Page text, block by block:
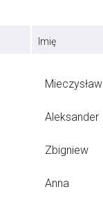
Imię
Mieczysław
Aleksander
Zbigniew
Anna